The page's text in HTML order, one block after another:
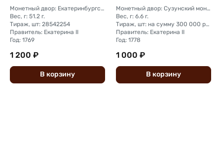
Монетный двор: Екатеринбургский монетный двор
Вес, г: 51.2 г.
Тираж, шт: 28542254
Правитель: Екатерина II
Год: 1769
1 200 ₽
В корзину
Монетный двор: Сузунский монетный двор (Сибирь)
Вес, г: 6.6 г.
Тираж, шт: на сумму 300 000 рублей (сумма 10 копеек + 5 копеек +2 копейки + 1 копейка + денга + полушка)
Правитель: Екатерина II
Год: 1778
1 000 ₽
В корзину